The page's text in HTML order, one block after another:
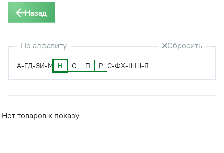
Назад
По алфавиту Сбросить
А-ГД-ЗИ-М Н О П Р С-ФХ-ШЩ-Я
Нет товаров к показу